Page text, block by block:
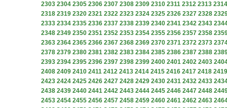
2303 2304 2305 2306 2307 2308 2309 2310 2311 2312 2313 2314
2318 2319 2320 2321 2322 2323 2324 2325 2326 2327 2328
2333 2334 2335 2336 2337 2338 2339 2340 2341 2342 2343
2348 2349 2350 2351 2352 2353 2354 2355 2356 2357 2358
2363 2364 2365 2366 2367 2368 2369 2370 2371 2372 2373
2378 2379 2380 2381 2382 2383 2384 2385 2386 2387 2388
2393 2394 2395 2396 2397 2398 2399 2400 2401 2402 2403
2408 2409 2410 2411 2412 2413 2414 2415 2416 2417 2418 2419
2423 2424 2425 2426 2427 2428 2429 2430 2431 2432 2433
2438 2439 2440 2441 2442 2443 2444 2445 2446 2447 2448
2453 2454 2455 2456 2457 2458 2459 2460 2461 2462 2463